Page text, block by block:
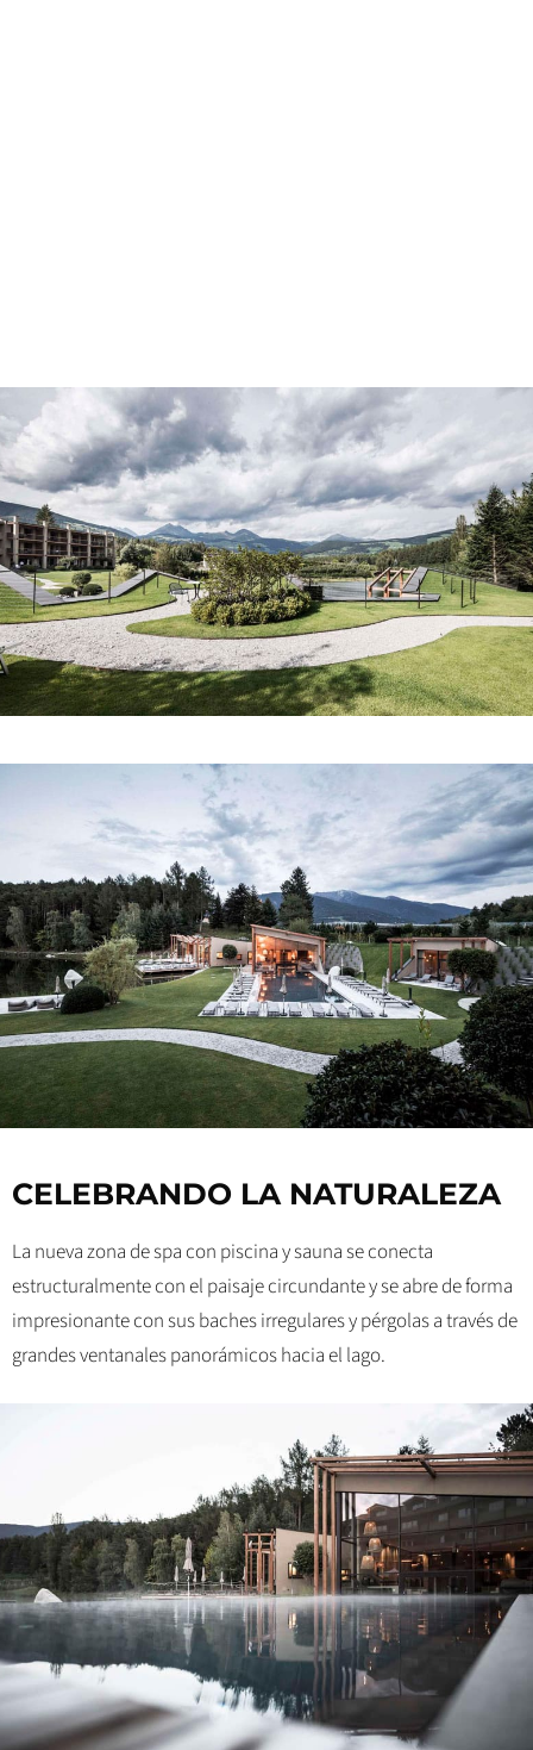
CELEBRANDO LA NATURALEZA
La nueva zona de spa con piscina y sauna se conecta
estructuralmente con el paisaje circundante y se abre de forma
impresionante con sus baches irregulares y pérgolas a través de
grandes ventanales panorámicos hacia el lago.